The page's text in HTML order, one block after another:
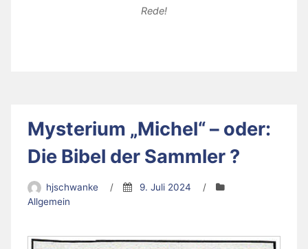
Rede!
Mysterium „Michel“ – oder:
Die Bibel der Sammler ?
hjschwanke / 9. Juli 2024
/
Allgemein